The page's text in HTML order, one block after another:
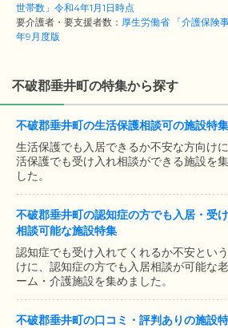
世帯数」令和4年1月1日時点
要介護者・要支援者数： 厚生労働省 「介護保
年9月度版
不破郡垂井町の特集から探す
不破郡垂井町の生活保護相談可の施設特集
生活保護でも入居できるか不安な方向け
活保護でも受け入れ相談ができる施設を
した。
不破郡垂井町の認知症の方でも入居・受
相談可能な施設特集
認知症でも受け入れてくれるか不安とい
けに、認知症の方でも入居相談が可能な
ーム・介護施設を集めました。
不破郡垂井町の口コミ・評判ありの施設